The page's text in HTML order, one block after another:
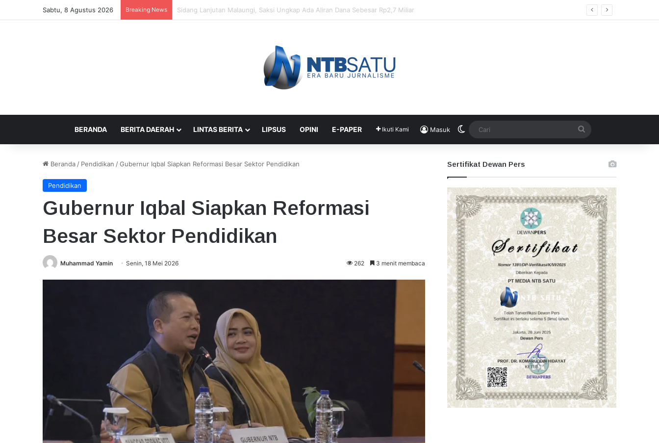
Sabtu, 8 Agustus 2026 Breaking News Beda Tempat Penahanan Didik dan Malaungi, Kejari Bima: Alasan Keamanan
BERANDA BERITA DAERAH LINTAS BERITA LIPSUS OPINI E-PAPER Ikuti Kami Masuk Switch skin
Beranda / Pendidikan /Gubernur Iqbal Siapkan Reformasi Besar Sektor Pendidikan
Pendidikan
Gubernur Iqbal Siapkan Reformasi
Besar Sektor Pendidikan
Muhammad Yamin Senin, 18 Mei 2026 262 3 menit membaca
Sertifikat Dewan Pers